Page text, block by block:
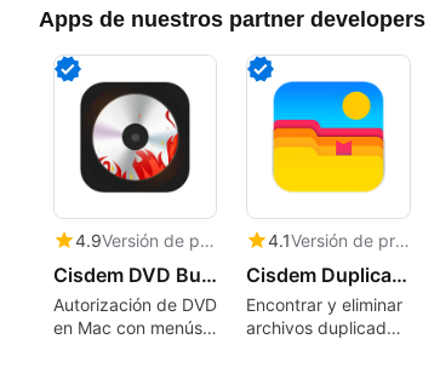
Apps de nuestros partner developers
4.9 Versión de prueba
Cisdem DVD Burner
Autorización de DVD
en Mac con menús
4.1 Versión de prueba
Cisdem Duplicate Finder
Encontrar y eliminar
archivos duplicados